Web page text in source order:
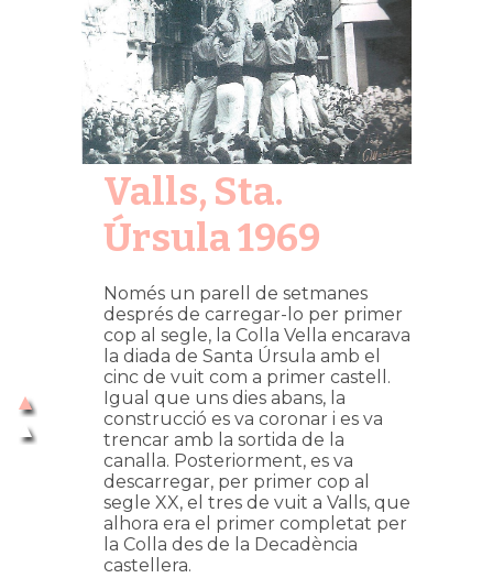
Valls, Sta.
Úrsula 1969
Només un parell de setmanes
després de carregar-lo per primer
cop al segle, la Colla Vella encarava
la diada de Santa Úrsula amb el
cinc de vuit com a primer castell.
Igual que uns dies abans, la
construcció es va coronar i es va
trencar amb la sortida de la
canalla. Posteriorment, es va
descarregar, per primer cop al
segle XX, el tres de vuit a Valls, que
alhora era el primer completat per
la Colla des de la Decadència
castellera.